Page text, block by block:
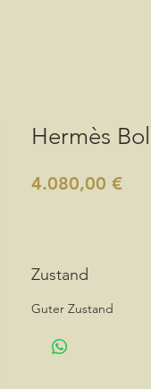
Hermès
4.080,00 €Preis
Zustand
Guter Zustand